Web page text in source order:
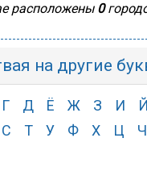
расположены 0
на другие
Г Д Ё Ж З И Й
С Т У Ф Х Ц Ч